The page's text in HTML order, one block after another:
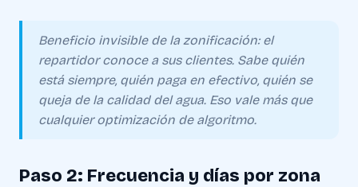
Beneficio invisible de la zonificación: el
repartidor conoce a sus clientes. Sabe quién
está siempre, quién paga en efectivo, quién se
queja de la calidad del agua. Eso vale más que
cualquier optimización de algoritmo.
Paso 2: Frecuencia y días por zona